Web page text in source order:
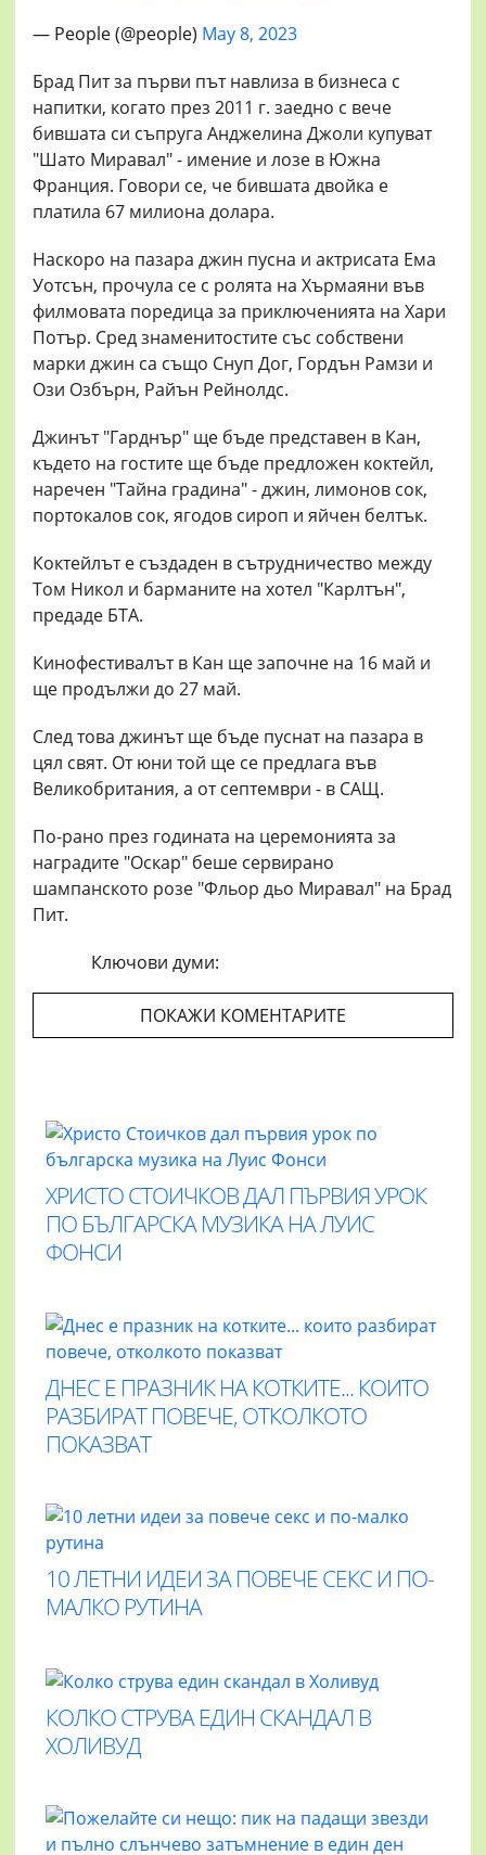
— People (@people) May 8, 2023
Брад Пит за първи път навлиза в бизнеса с
напитки, когато през 2011 г. заедно с вече
бившата си съпруга Анджелина Джоли купуват
"Шато Миравал" - имение и лозе в Южна
Франция. Говори се, че бившата двойка е
платила 67 милиона долара.
Наскоро на пазара джин пусна и актрисата Ема
Уотсън, прочула се с ролята на Хърмаяни във
филмовата поредица за приключенията на Хари
Потър. Сред знаменитостите със собствени
марки джин са също Снуп Дог, Гордън Рамзи и
Ози Озбърн, Райън Рейнолдс.
Джинът "Гарднър" ще бъде представен в Кан,
където на гостите ще бъде предложен коктейл,
наречен "Тайна градина" - джин, лимонов сок,
портокалов сок, ягодов сироп и яйчен белтък.
Коктейлът е създаден в сътрудничество между
Том Никол и барманите на хотел "Карлтън",
предаде БТА.
Кинофестивалът в Кан ще започне на 16 май и
ще продължи до 27 май.
След това джинът ще бъде пуснат на пазара в
цял свят. От юни той ще се предлага във
Великобритания, а от септември - в САЩ.
По-рано през годината на церемонията за
наградите "Оскар" беше сервирано
шампанското розе "Фльор дьо Миравал" на Брад
Пит.
Ключови думи:
ПОКАЖИ КОМЕНТАРИТЕ
ХРИСТО СТОИЧКОВ ДАЛ ПЪРВИЯ УРОК
ПО БЪЛГАРСКА МУЗИКА НА ЛУИС
ФОНСИ
ДНЕС Е ПРАЗНИК НА КОТКИТЕ... КОИТО
РАЗБИРАТ ПОВЕЧЕ, ОТКОЛКОТО
ПОКАЗВАТ
10 ЛЕТНИ ИДЕИ ЗА ПОВЕЧЕ СЕКС И ПО-
МАЛКО РУТИНА
КОЛКО СТРУВА ЕДИН СКАНДАЛ В
ХОЛИВУД